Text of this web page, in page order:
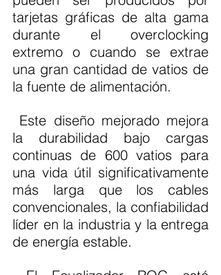
tarjetas gráficas de alta gama
durante el overclocking
extremo o cuando se extrae
una gran cantidad de vatios de
la fuente de alimentación.
la durabilidad bajo cargas
continuas de 600 vatios para
una vida útil significativamente
más larga que los cables
convencionales, la confiabilidad
líder en la industria y la entrega
de energía estable.